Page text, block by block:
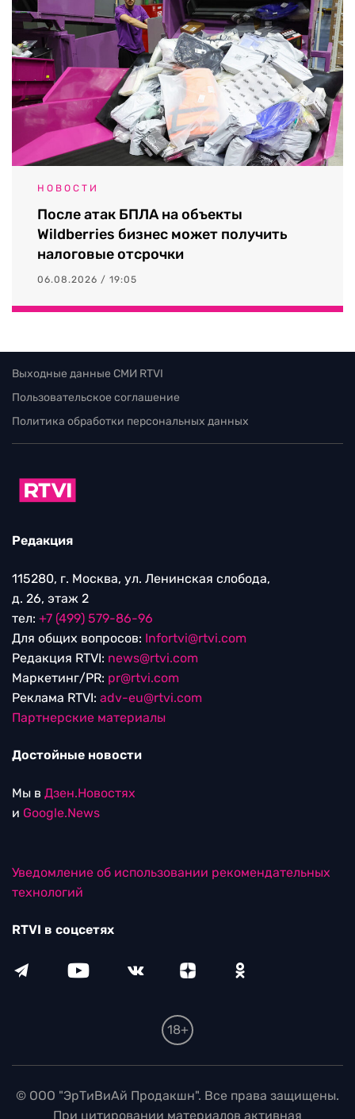
НОВОСТИ
После атак БПЛА на объекты
Wildberries бизнес может получить
налоговые отсрочки
06.08.2026 / 19:05
Выходные данные СМИ RTVI
Пользовательское соглашение
Политика обработки персональных данных
Редакция
115280, г. Москва, ул. Ленинская слобода,
д. 26, этаж 2
тел: +7 (499) 579-86-96
Для общих вопросов: Infortvi@rtvi.com
Редакция RTVI: news@rtvi.com
Маркетинг/PR: pr@rtvi.com
Реклама RTVI: adv-eu@rtvi.com
Партнерские материалы
Достойные новости
Мы в Дзен.Новостях
и Google.News
Уведомление об использовании рекомендательных
технологий
RTVI в соцсетях
18+
© ООО "ЭрТиВиАй Продакшн". Все права защищены.
При цитировании материалов активная